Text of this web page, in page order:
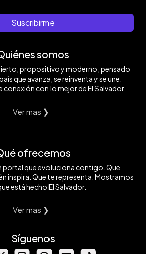
Suscribirme
somos
propositivo y moderno, pensado
que avanza, se reinventa y se une.
con lo mejor de El Salvador.
Ver mas ❯
ofrecemos
portal que evoluciona contigo. Que
inspira. Que te representa. Mostramos
está hecho El Salvador.
Ver mas ❯
Síguenos